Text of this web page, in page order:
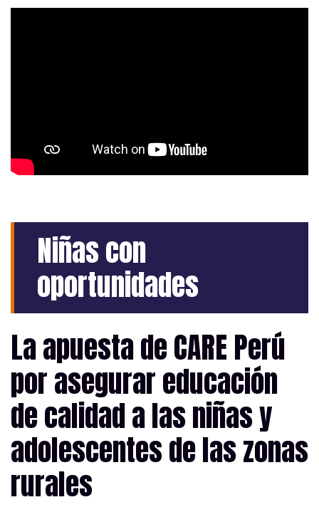
Niñas con
oportunidades
La apuesta de CARE Perú
por asegurar educación
de calidad a las niñas y
adolescentes de las zonas
rurales